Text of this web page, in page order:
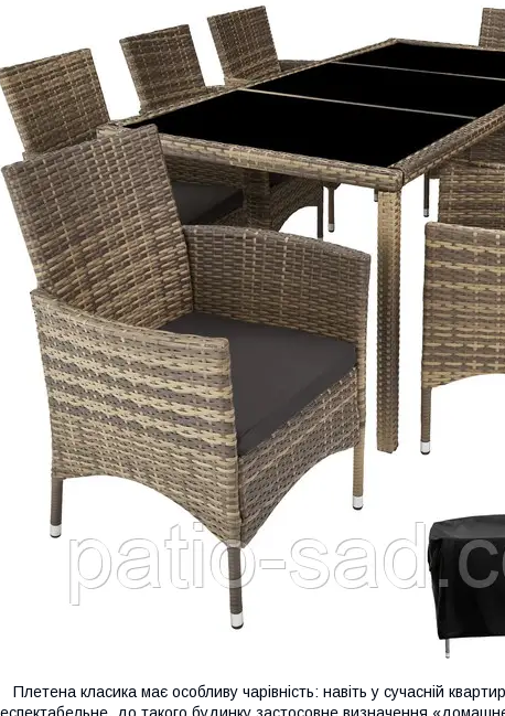
Плетена класика має особливу чарівність: навіть у сучасній